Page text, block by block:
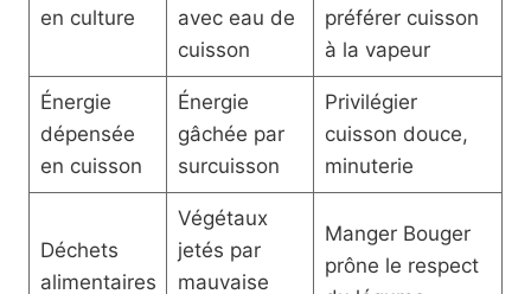
en culture
avec eau de
cuisson
préférer cuisson
à la vapeur
Énergie
dépensée
en cuisson
Énergie
gâchée par
surcuisson
Privilégier
cuisson douce,
minuterie
Déchets
alimentaires
Végétaux
jetés par
mauvaise
Manger Bouger
prône le respect